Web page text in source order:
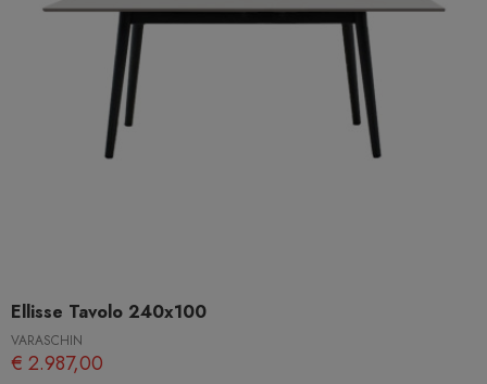
Ellisse Tavolo 240x100
VARASCHIN
€ 2.987,00